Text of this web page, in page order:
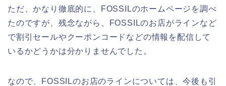
ただ、かなり徹底的に、FOSSILのホームページを調べ
たのですが、残念ながら、FOSSILのお店がラインなど
で割引セールやクーポンコードなどの情報を配信して
いるかどうかは分かりませんでした。
なので、FOSSILのお店のラインについては、今後も引